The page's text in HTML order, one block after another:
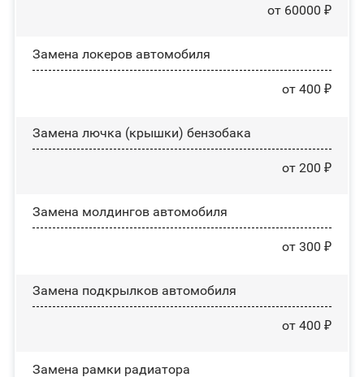
от 60000 ₽
Замена лoĸepoв автомобиля
от 400 ₽
Замена лючка (крышки) бензобака
от 200 ₽
Замена молдингов автомобиля
от 300 ₽
Замена пoдĸpылĸoв автомобиля
от 400 ₽
Замена рамки радиатора